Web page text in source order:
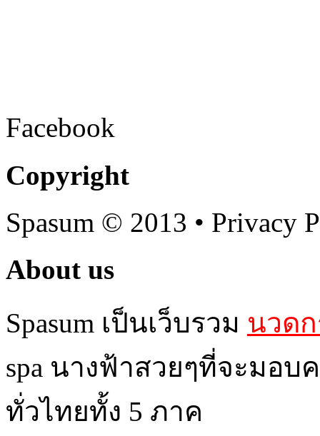
Facebook
Copyright
Spasum © 2013 • Privacy
About us
Spasum เป็นเว็บรวม นวด
spa นางฟ้าสวยๆที่จะมอ
ทั่วไทยทั้ง 5 ภาค